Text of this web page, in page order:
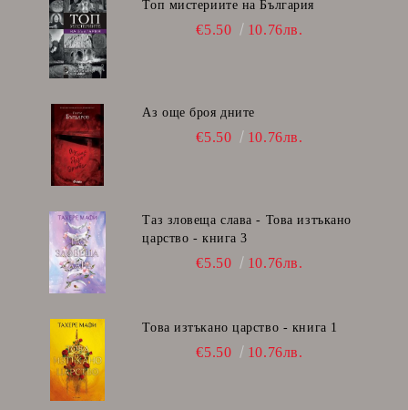
Топ мистериите на България
€5.50 10.76лв.
Аз още броя дните
€5.50 10.76лв.
Таз зловеща слава - Това изтъкано
царство - книга 3
€5.50 10.76лв.
Това изтъкано царство - книга 1
€5.50 10.76лв.